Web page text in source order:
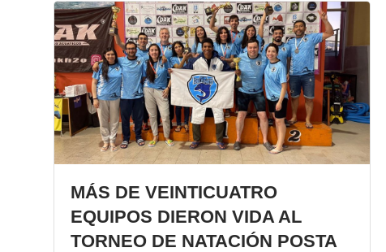
MÁS DE VEINTICUATRO
EQUIPOS DIERON VIDA AL
TORNEO DE NATACIÓN POSTA